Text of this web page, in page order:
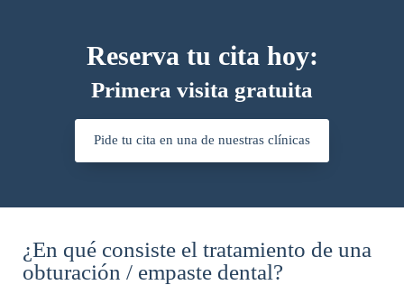
Reserva tu cita hoy:
Primera visita gratuita
Pide tu cita en una de nuestras clínicas
¿En qué consiste el tratamiento de una
obturación / empaste dental?​